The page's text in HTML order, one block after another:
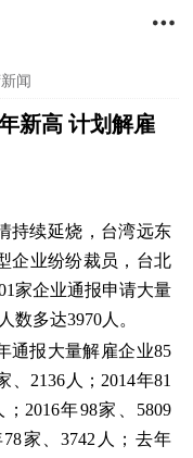

闻
新高 计划解雇
持续延烧，台湾远东
企业纷纷裁员，台北
家企业通报申请大量
数多达3970人。
通报大量解雇企业85
、2136人；2014年81
2016年98家、5809
78家、3742人；去年